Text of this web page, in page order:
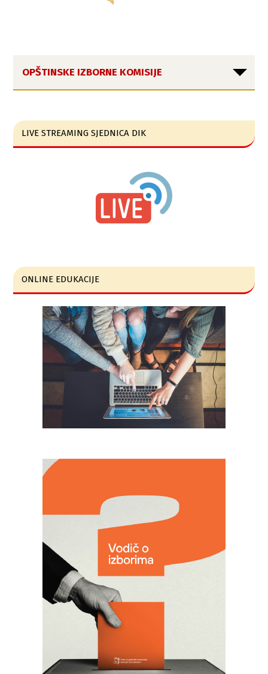
OPŠTINSKE IZBORNE KOMISIJE
LIVE STREAMING SJEDNICA DIK
ONLINE EDUKACIJE